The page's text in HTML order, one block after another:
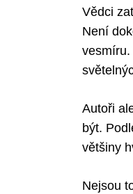
Vědci
Není
vesmíru.
Autoři
být.
většiny
Nejsou